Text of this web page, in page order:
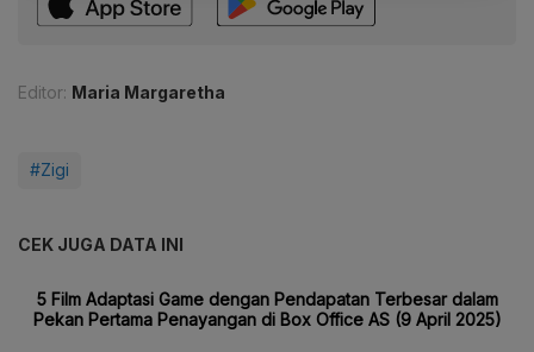
Editor: Maria Margaretha
#Zigi
CEK JUGA DATA INI